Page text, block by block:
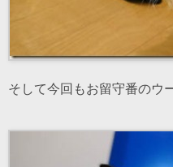
そして今回もお留守番のウ